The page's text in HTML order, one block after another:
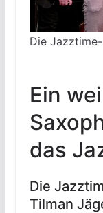
Die
Ein
das
Die
Tilman